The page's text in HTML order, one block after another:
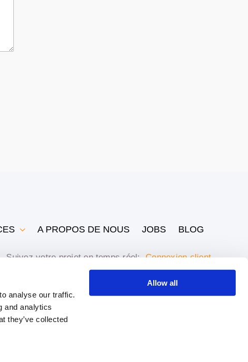
analyse our traffic.
and analytics
they’ve collected
Allow all
A PROPOS DE NOUS JOBS BLOG
Suivez votre projet en temps réel: Connexion client